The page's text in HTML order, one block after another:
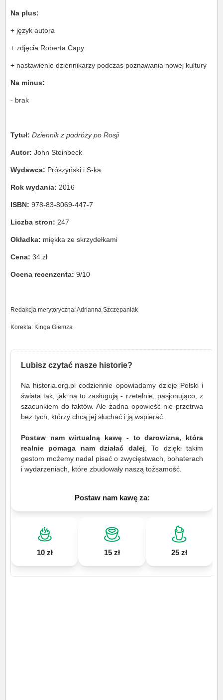
Na plus:
+ język autora
+ zdjęcia Roberta Capy
+ nastawienie dziennikarzy podczas poznawania nowej kultury
Na minus:
- brak
Tytuł: Dziennik z podróży po Rosji
Autor: John Steinbeck
Wydawca: Prószyński i S-ka
Rok wydania: 2016
ISBN: 978-83-8069-447-7
Liczba stron: 247
Okładka: miękka ze skrzydełkami
Cena: 34 zł
Ocena recenzenta: 9/10
Redakcja merytoryczna: Adrianna Szczepaniak
Korekta: Kinga Giemza
Lubisz czytać nasze historie?
Na historia.org.pl codziennie opowiadamy dzieje Polski i
świata tak, jak na to zasługują - rzetelnie, pasjonująco, z
szacunkiem do faktów. Ale żadna opowieść nie przetrwa
bez tych, którzy chcą jej słuchać i ją wspierać.
Postaw nam wirtualną kawę - to darowizna, która
realnie pomaga nam działać dalej . To dzięki takim
gestom możemy nadal pisać o zwycięstwach, bohaterach
i wydarzeniach, które zbudowały naszą tożsamość.
Postaw nam kawę za:
10 zł 15 zł 25 zł